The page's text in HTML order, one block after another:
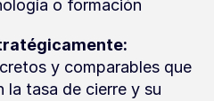
o formación
la tasa de cierre y su